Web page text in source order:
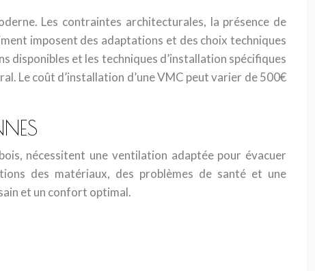
Les contraintes architecturales, la présence de
imposent des adaptations et des choix techniques
disponibles et les techniques d’installation spécifiques
Le coût d’installation d’une VMC peut varier de 500€
nécessitent une ventilation adaptée pour évacuer
des matériaux, des problèmes de santé et une
et un confort optimal.